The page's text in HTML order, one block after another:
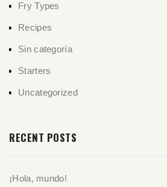
Fry Types
Recipes
Sin categoría
Starters
Uncategorized
RECENT POSTS
¡Hola, mundo!